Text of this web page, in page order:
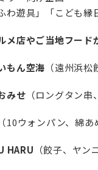
わ遊具」「こども
メ店やご当地フード
もん空海 （遠州浜松
みせ （ロングタン串
（10ウォンパン、綿あ
HARU （餃子、ヤン